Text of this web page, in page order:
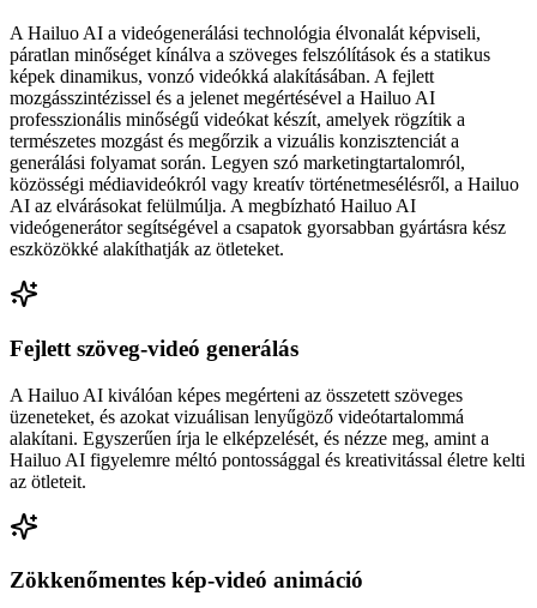
A Hailuo AI a videógenerálási technológia élvonalát képviseli,
páratlan minőséget kínálva a szöveges felszólítások és a statikus
képek dinamikus, vonzó videókká alakításában. A fejlett
mozgásszintézissel és a jelenet megértésével a Hailuo AI
professzionális minőségű videókat készít, amelyek rögzítik a
természetes mozgást és megőrzik a vizuális konzisztenciát a
generálási folyamat során. Legyen szó marketingtartalomról,
közösségi médiavideókról vagy kreatív történetmesélésről, a Hailuo
AI az elvárásokat felülmúlja. A megbízható Hailuo AI
videógenerátor segítségével a csapatok gyorsabban gyártásra kész
eszközökké alakíthatják az ötleteket.
Fejlett szöveg-videó generálás
A Hailuo AI kiválóan képes megérteni az összetett szöveges
üzeneteket, és azokat vizuálisan lenyűgöző videótartalommá
alakítani. Egyszerűen írja le elképzelését, és nézze meg, amint a
Hailuo AI figyelemre méltó pontossággal és kreativitással életre kelti
az ötleteit.
Zökkenőmentes kép-videó animáció